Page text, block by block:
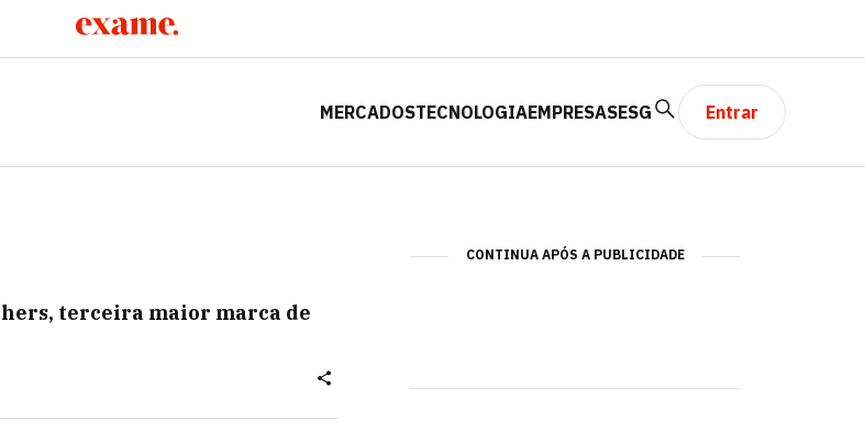
MERCADOSTECNOLOGIAEMPRESASESG Entrar
terceira maior marca de
CONTINUA APÓS A PUBLICIDADE